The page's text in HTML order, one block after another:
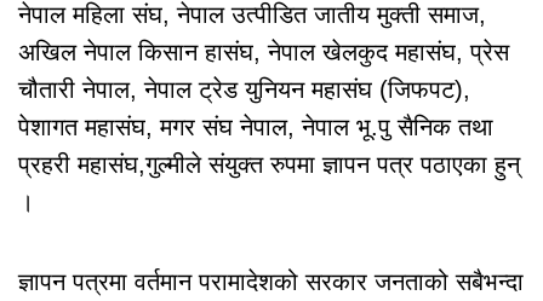
नेपाल महिला संघ, नेपाल उत्पीडित जातीय मुक्ती समाज,
अखिल नेपाल किसान हासंघ, नेपाल खेलकुद महासंघ, प्रेस
चौतारी नेपाल, नेपाल ट्रेड युनियन महासंघ (जिफपट),
पेशागत महासंघ, मगर संघ नेपाल, नेपाल भू.पु सैनिक तथा
प्रहरी महासंघ,गुल्मीले संयुक्त रुपमा ज्ञापन पत्र पठाएका हुन्
।
ज्ञापन पत्रमा वर्तमान परामादेशको सरकार जनताको सबैभन्दा